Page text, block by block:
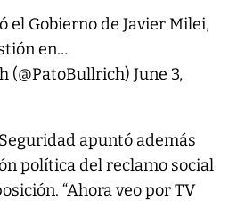
el Gobierno de Javier Milei,
en…
(@PatoBullrich) June 3,
apuntó además
política del reclamo social
“Ahora veo por TV